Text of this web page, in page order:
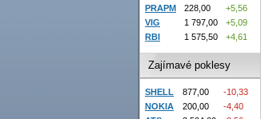
PRAPM
228,00
+5,56
VIG
1 797,00
+5,09
RBI
1 575,50 +4,61
Zajímavé poklesy
SHELL 877,00
-10,33
NOKIA
200,00
-4,40